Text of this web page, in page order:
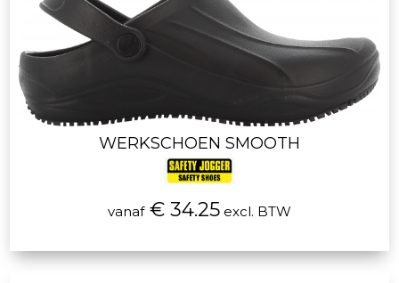
WERKSCHOEN SMOOTH
vanaf€ 34.25 excl. BTW